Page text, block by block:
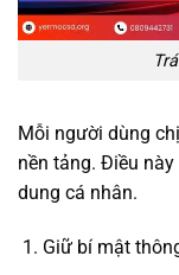
Mỗi người dùng
nền tảng. Điều
dung cá nhân.
Giữ bí mật